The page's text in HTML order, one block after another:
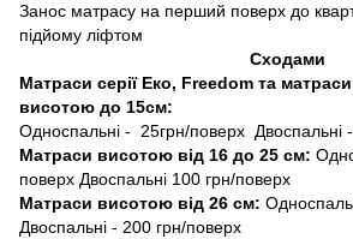
Занос матрасу на перший поверх до
підйому ліфтом
Сходами
Матраси серії Еко, Freedom та
висотою до 15см:
Односпальні - 25грн/поверх Двоспальні
Матраси висотою від 16 до 25 см:
поверх Двоспальні 100 грн/поверх
Матраси висотою від 26 см:
Двоспальні - 200 грн/поверх